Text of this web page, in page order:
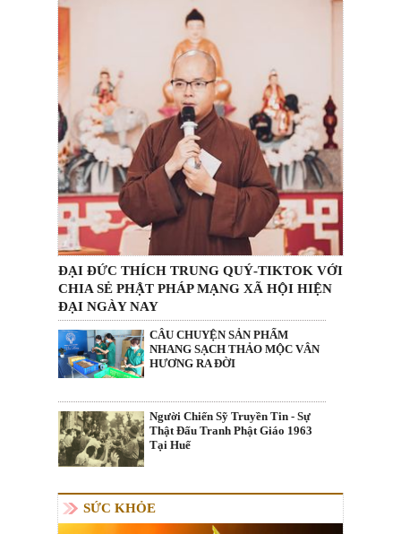
ĐẠI ĐỨC THÍCH TRUNG QUÝ-TIKTOK VỚI
CHIA SẺ PHẬT PHÁP MẠNG XÃ HỘI HIỆN
ĐẠI NGÀY NAY
CÂU CHUYỆN SẢN PHẨM
NHANG SẠCH THẢO MỘC VÂN
HƯƠNG RA ĐỜI
Người Chiến Sỹ Truyền Tin - Sự
Thật Đấu Tranh Phật Giáo 1963
Tại Huế
SỨC KHỎE